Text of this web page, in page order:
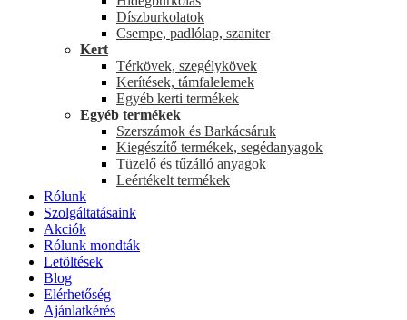
Díszburkolatok
Csempe, padlólap, szaniter
Kert
Térkövek, szegélykövek
Kerítések, támfalelemek
Egyéb kerti termékek
Egyéb termékek
Szerszámok és Barkácsáruk
Kiegészítő termékek, segédanyagok
Tüzelő és tűzálló anyagok
Leértékelt termékek
Rólunk
Szolgáltatásaink
Akciók
Rólunk mondták
Letöltések
Blog
Elérhetőség
Ajánlatkérés